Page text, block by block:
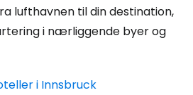
lufthavnen til din destination,
i nærliggende byer og
i Innsbruck